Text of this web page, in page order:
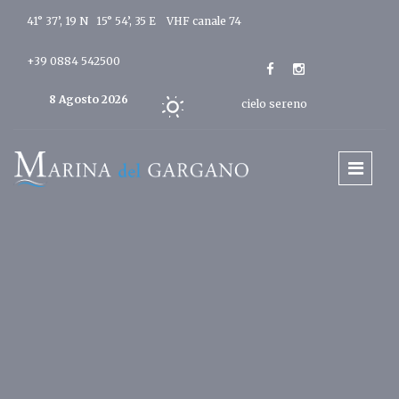
41° 37’, 19 N 15° 54’, 35 E VHF canale 74
+39 0884 542500
8 Agosto 2026 cielo sereno